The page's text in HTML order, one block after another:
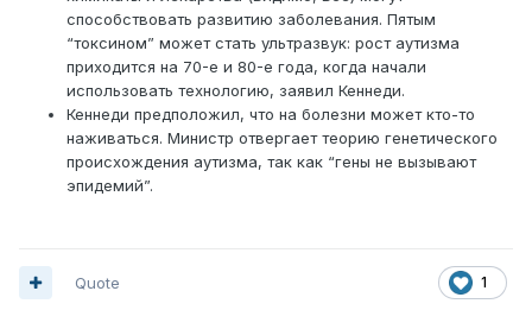
способствовать развитию заболевания. Пятым
“токсином” может стать ультразвук: рост аутизма
приходится на 70-е и 80-е года, когда начали
использовать технологию, заявил Кеннеди.
Кеннеди предположил, что на болезни может кто-то
наживаться. Министр отвергает теорию генетического
происхождения аутизма, так как “гены не вызывают
эпидемий”.
1
Quote